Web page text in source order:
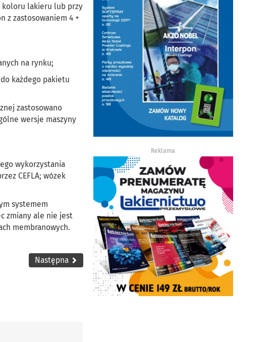
koloru lakieru lub przy
z zastosowaniem 4 +
na rynku;
każdego pakietu
zastosowano
wersje maszyny
wykorzystania
CEFLA; wózek
systemem
zmiany ale nie jest
membranowych.
Następna
Reklama